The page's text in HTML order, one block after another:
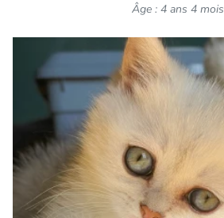
Âge : 4 ans 4 mois